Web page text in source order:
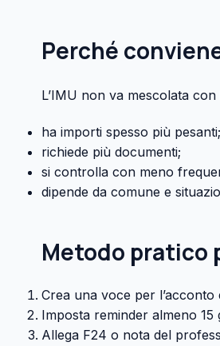
Perché
L’IMU non va mescolata
ha importi spesso più pesanti;
richiede più documenti;
si controlla con meno
dipende da comune e
Metodo pratico
Crea una voce per l’acconto
Imposta reminder almeno 15
Allega F24 o nota del